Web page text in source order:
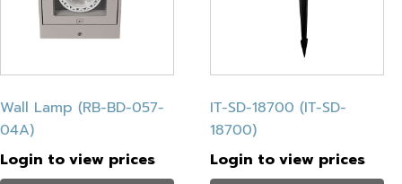
Wall Lamp (RB-BD-057-
04A)
Login to view prices
IT-SD-18700 (IT-SD-
18700)
Login to view prices